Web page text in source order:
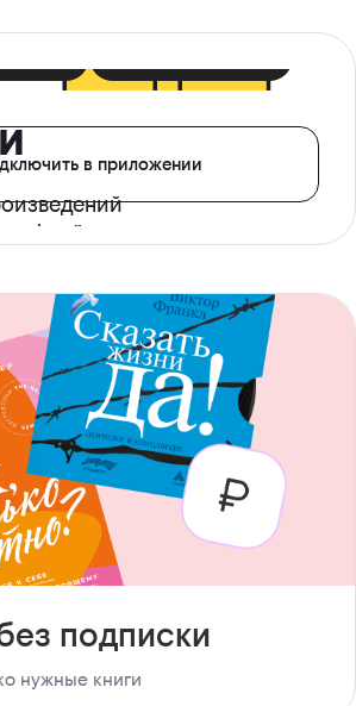
офлайн
в приложении
подписки
нужные книги